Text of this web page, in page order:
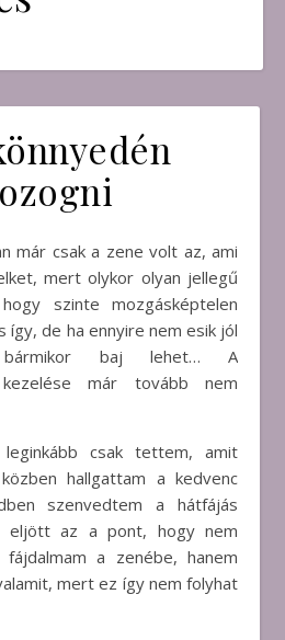
mert olykor olyan jellegű
szinte mozgásképtelen
így, de ha ennyire nem esik jól
bármikor baj lehet… A
kezelése már tovább nem
leginkább csak tettem, amit
hallgattam a kedvenc
szenvedtem a hátfájás
eljött az a pont, hogy nem
a zenébe, hanem
mert ez így nem folyhat